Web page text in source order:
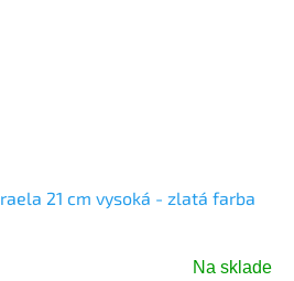
21 cm vysoká - zlatá farba
Na sklade